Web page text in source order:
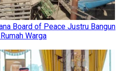
Board of Peace Justru Bangun
Warga